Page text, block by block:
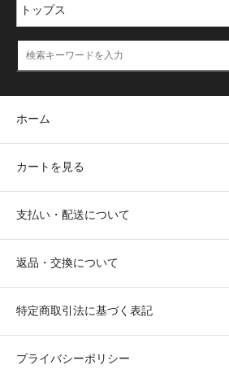
ホーム
カートを見る
支払い・配送について
返品・交換について
特定商取引法に基づく表記
プライバシーポリシー